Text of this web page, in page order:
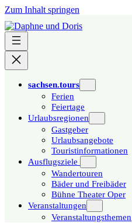
Zum Inhalt springen
sachsen.tours
Ferien
Feiertage
Urlaubsregionen
Gastgeber
Urlaubsangebote
Touristinformationen
Ausflugsziele
Wandertouren
Bäder und Freibäder
Bühne Theater Oper
Veranstaltungen
Veranstaltungsthemen